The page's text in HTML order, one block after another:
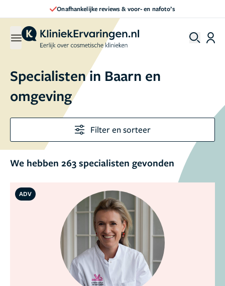
Direct een afspraak maken
Specialisten in Baarn en
omgeving
Filter en sorteer
We hebben 263 specialisten gevonden
ADV